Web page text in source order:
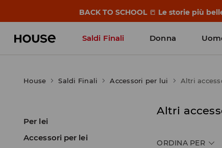
BACK TO SCHOOL 📒 Le storie più
Saldi Finali Donna
House Saldi Finali Accessori per lui Altri
Per lei
Accessori per lei
Altri
ORDINA PER